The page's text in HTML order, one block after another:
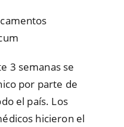
3 semanas se
por parte de
el país. Los
hicieron el